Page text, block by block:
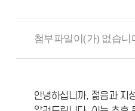
첨부파일이(가) 없습니
안녕하십니까, 젊음과 지